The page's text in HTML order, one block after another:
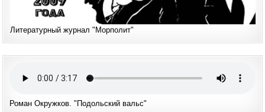
Литературный журнал "Морполит"
Роман Окружков. "Подольский вальс"